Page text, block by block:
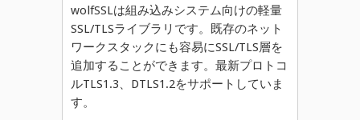
wolfSSLは組み込みシステム向けの軽量
SSL/TLSライブラリです。既存のネット
ワークスタックにも容易にSSL/TLS層を
追加することができます。最新プロトコ
ルTLS1.3、DTLS1.2をサポートしていま
す。